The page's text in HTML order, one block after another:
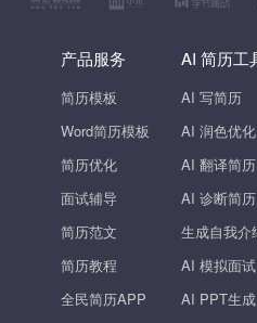
产品服务
简历模板
Word简历模板
简历优化
面试辅导
简历范文
简历教程
全民简历APP
AI 简历工
AI 写简历
AI 润色优化
AI 翻译简历
AI 诊断简历
生成自我介
AI 模拟面试
AI PPT生成